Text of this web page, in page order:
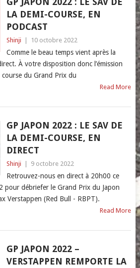
LA DEMI-COURSE, EN
PODCAST
Shinji 10 octobre 2022
Comme le beau temps vient après la
À votre disposition donc l’émission
du Grand Prix du
Read More
GP JAPON 2022 : LE SAV DE
LA DEMI-COURSE, EN
DIRECT
Shinji 9 octobre 2022
Retrouvez-nous en direct à 20h00 ce
pour débriefer le Grand Prix du Japon
Verstappen (Red Bull - RBPT).
Read More
GP JAPON 2022 –
VERSTAPPEN REMPORTE LA